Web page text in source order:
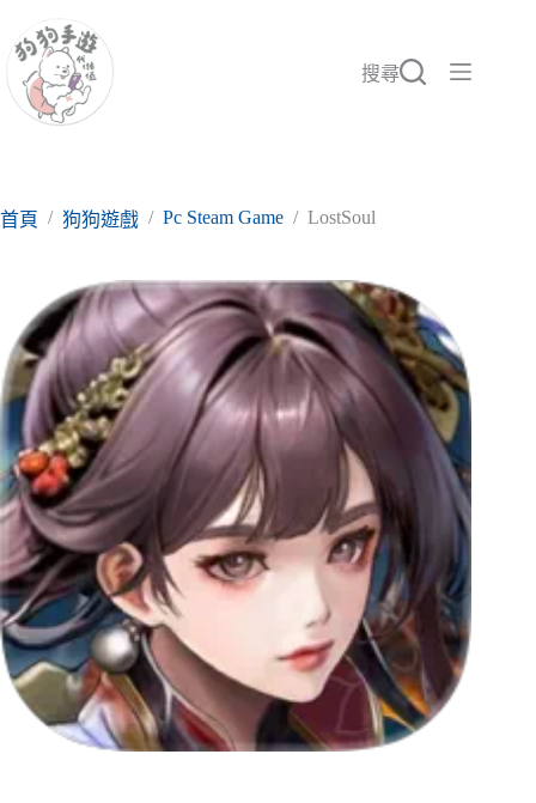
至
要
搜尋
首頁 / 狗狗遊戲 / Pc Steam Game / LostSoul